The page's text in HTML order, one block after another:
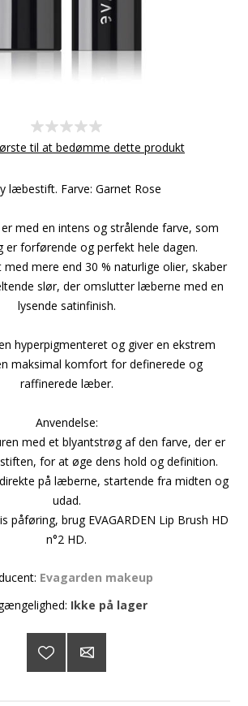
til at bedømme dette produkt
læbestift. Farve: Garnet Rose
med en intens og strålende farve, som
er forførende og perfekt hele dagen.
mere end 30 % naturlige olier, skaber
slør, der omslutter læberne med en
lysende satinfinish.
hyperpigmenteret og giver en ekstrem
maksimal komfort for definerede og
raffinerede læber.
Anvendelse:
med et blyantstrøg af den farve, der er
for at øge dens hold og definition.
på læberne, startende fra midten og
udad.
påføring, brug EVAGARDEN Lip Brush HD
n°2 HD.
Evagarden makeup
Ikke på lager